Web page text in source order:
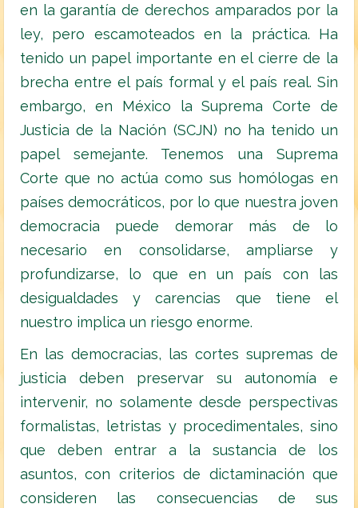
en la garantía de derechos amparados por la
ley, pero escamoteados en la práctica. Ha
tenido un papel importante en el cierre de la
brecha entre el país formal y el país real. Sin
embargo, en México la Suprema Corte de
Justicia de la Nación (SCJN) no ha tenido un
papel semejante. Tenemos una Suprema
Corte que no actúa como sus homólogas en
países democráticos, por lo que nuestra joven
democracia puede demorar más de lo
necesario en consolidarse, ampliarse y
profundizarse, lo que en un país con las
desigualdades y carencias que tiene el
nuestro implica un riesgo enorme.
En las democracias, las cortes supremas de
justicia deben preservar su autonomía e
intervenir, no solamente desde perspectivas
formalistas, letristas y procedimentales, sino
que deben entrar a la sustancia de los
asuntos, con criterios de dictaminación que
consideren las consecuencias de sus